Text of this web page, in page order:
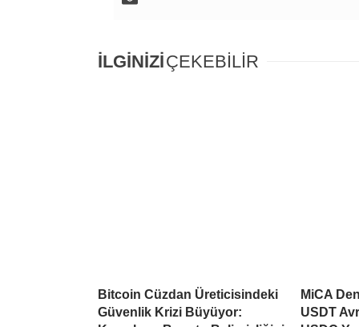
İLGİNİZİÇEKEBİLİR
Bitcoin Cüzdan Üreticisindeki
Güvenlik Krizi Büyüyor:
MiCA
USDT